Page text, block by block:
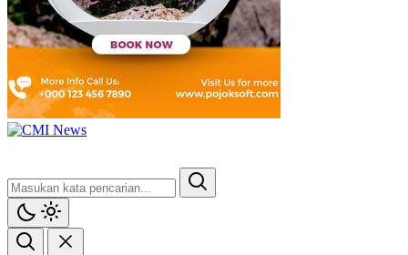
CMI News
Berani, Integritas dan Loyalitas